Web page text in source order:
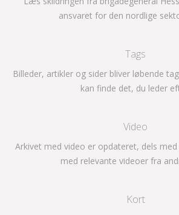
ansvaret for den nordlige
Tags
Billeder, artikler og sider bliver løbende
kan finde det, du leder
Video
Arkivet med video er opdateret, dels
med relevante videoer fra
Kort